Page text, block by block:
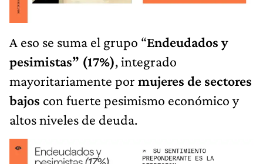
A eso se suma el grupo “Endeudados y
pesimistas” (17%), integrado
mayoritariamente por mujeres de sectores
bajos con fuerte pesimismo económico y
altos niveles de deuda.